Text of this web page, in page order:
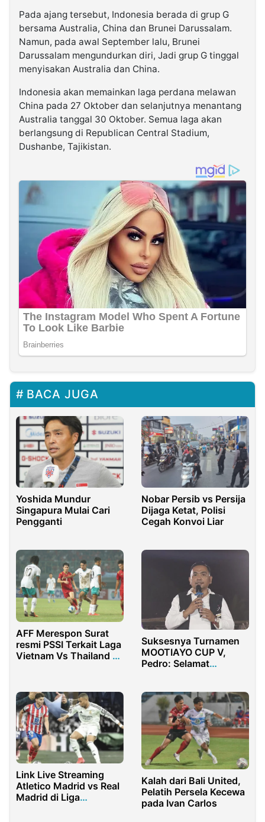
Pada ajang tersebut, Indonesia berada di grup G
bersama Australia, China dan Brunei Darussalam.
Namun, pada awal September lalu, Brunei
Darussalam mengundurkan diri, Jadi grup G tinggal
menyisakan Australia dan China.
Indonesia akan memainkan laga perdana melawan
China pada 27 Oktober dan selanjutnya menantang
Australia tanggal 30 Oktober. Semua laga akan
berlangsung di Republican Central Stadium,
Dushanbe, Tajikistan.
BACA JUGA
Yoshida Mundur
Singapura Mulai Cari
Pengganti
Nobar Persib vs Persija
Dijaga Ketat, Polisi
Cegah Konvoi Liar
AFF Merespon Surat
resmi PSSI Terkait Laga
Vietnam Vs Thailand di
Suksesnya Turnamen
MOOTIAYO CUP V,
Pedro: Selamat
Link Live Streaming
Atletico Madrid vs Real
Madrid di Liga
Kalah dari Bali United,
Pelatih Persela Kecewa
pada Ivan Carlos